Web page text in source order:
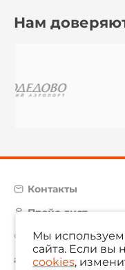
Нам
Контакты
Прайс-лист
Карта сайта
aam@aamsystems.ru
Мы
сайта. Если вы
cookies,